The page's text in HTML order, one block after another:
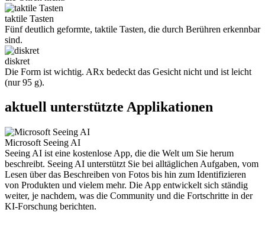
taktile Tasten
Fünf deutlich geformte, taktile Tasten, die durch Berühren erkennbar
sind.
diskret
Die Form ist wichtig. ARx bedeckt das Gesicht nicht und ist leicht
(nur 95 g).
aktuell unterstützte Applikationen
Microsoft Seeing AI
Seeing AI ist eine kostenlose App, die die Welt um Sie herum
beschreibt. Seeing AI unterstützt Sie bei alltäglichen Aufgaben, vom
Lesen über das Beschreiben von Fotos bis hin zum Identifizieren
von Produkten und vielem mehr. Die App entwickelt sich ständig
weiter, je nachdem, was die Community und die Fortschritte in der
KI-Forschung berichten.